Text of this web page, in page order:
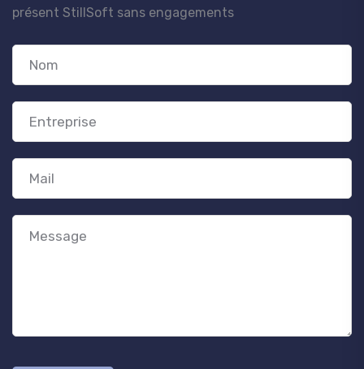
présent StillSoft sans engagements